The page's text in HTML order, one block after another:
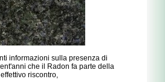
informazioni sulla presenza di
che il Radon fa parte della
riscontro,